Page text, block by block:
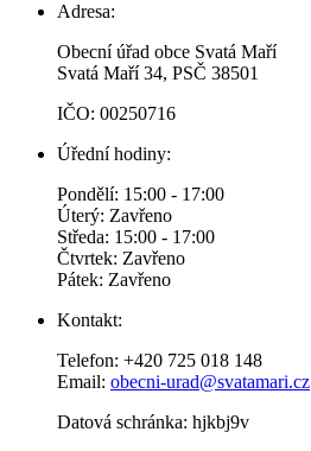
Adresa:
Obecní úřad obce Svatá Maří
Svatá Maří 34, PSČ 38501
IČO: 00250716
Úřední hodiny:
Pondělí: 15:00 - 17:00
Úterý: Zavřeno
Středa: 15:00 - 17:00
Čtvrtek: Zavřeno
Pátek: Zavřeno
Kontakt:
Telefon: +420 725 018 148
Email: obecni-urad@svatamari.cz
Datová schránka: hjkbj9v